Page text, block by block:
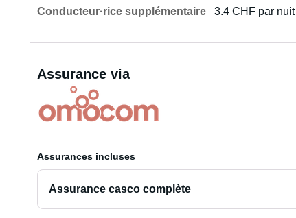
Conducteur·rice supplémentaire 3.4 CHF par nuit
Assurance via
Assurances incluses
Assurance casco complète